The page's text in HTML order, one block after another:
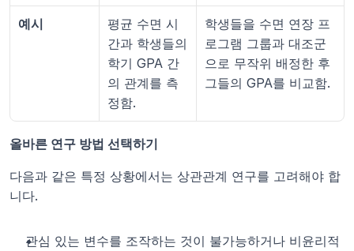
예시
평균 수면 시
간과 학생들의
학기 GPA 간
의 관계를 측
정함.
학생들을 수면 연장 프
로그램 그룹과 대조군
으로 무작위 배정한 후
그들의 GPA를 비교함.
올바른 연구 방법 선택하기
다음과 같은 특정 상황에서는 상관관계 연구를 고려해야 합
니다.
관심 있는 변수를 조작하는 것이 불가능하거나 비윤리적